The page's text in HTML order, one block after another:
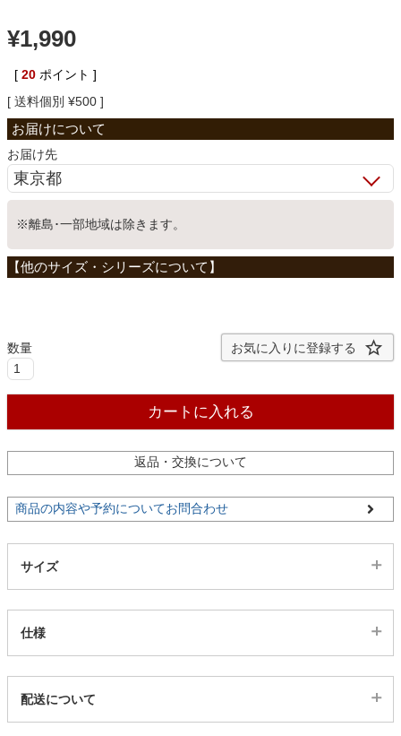
収納家具
ホームオフィス
カーテン
¥1,990
[ 20 ポイント ]
送料個別 ¥500
お届け先
※離島･一部地域は除きます。
お気に入りに登録する
カートに入れる
返品・交換について
商品の内容や予約についてお問合わせ
サイズ
仕様
25300192
配送について